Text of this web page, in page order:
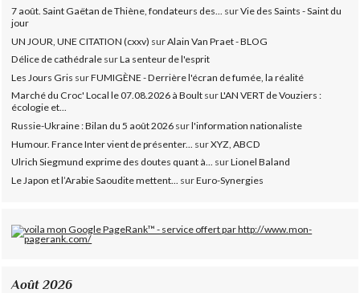
7 août. Saint Gaëtan de Thiène, fondateurs des... surVie des Saints - Saint du
jour
UN JOUR, UNE CITATION (cxxv) surAlain Van Praet - BLOG
Délice de cathédrale surLa senteur de l'esprit
Les Jours Gris surFUMIGÈNE - Derrière l'écran de fumée, la réalité
Marché du Croc' Local le 07.08.2026 à Boult surL'AN VERT de Vouziers :
écologie et...
Russie-Ukraine : Bilan du 5 août 2026 surl'information nationaliste
Humour. France Inter vient de présenter...
surXYZ, ABCD
Ulrich Siegmund exprime des doutes quant à... surLionel Baland
Le Japon et l’Arabie Saoudite mettent...
surEuro-Synergies
Août 2026